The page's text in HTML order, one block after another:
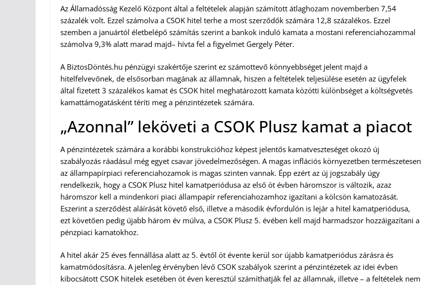
Az Államadósság Kezelő Központ által a feltételek alapján számított átlaghozam novemberben 7,54
százalék volt. Ezzel számolva a CSOK hitel terhe a most szerződők számára 12,8 százalékos. Ezzel
szemben a januártól életbelépő számítás szerint a bankok induló kamata a mostani referenciahozammal
számolva 9,3% alatt marad majd– hívta fel a figyelmet Gergely Péter.
A BiztosDöntés.hu pénzügyi szakértője szerint ez számottevő könnyebbséget jelent majd a
hitelfelvevőnek, de elsősorban magának az államnak, hiszen a feltételek teljesülése esetén az ügyfelek
által fizetett 3 százalékos kamat és CSOK hitel meghatározott kamata közötti különbséget a költségvetés
kamattámogatásként téríti meg a pénzintézetek számára.
„Azonnal” leköveti a CSOK Plusz kamat a piacot
A pénzintézetek számára a korábbi konstrukcióhoz képest jelentős kamatveszteséget okozó új
szabályozás ráadásul még egyet csavar jövedelmezőségen. A magas inflációs környezetben természetesen
az állampapírpiaci referenciahozamok is magas szinten vannak. Épp ezért az új jogszabály úgy
rendelkezik, hogy a CSOK Plusz hitel kamatperiódusa az első öt évben háromszor is változik, azaz
háromszor kell a mindenkori piaci állampapír referenciahozamhoz igazítani a kölcsön kamatozását.
Eszerint a szerződést aláírását követő első, illetve a második évfordulón is lejár a hitel kamatperiódusa,
ezt követően pedig újabb három év múlva, a CSOK Plusz 5. évében kell majd harmadszor hozzáigazítani a
pénzpiaci kamatokhoz.
A hitel akár 25 éves fennállása alatt az 5. évtől öt évente kerül sor újabb kamatperiódus zárásra és
kamatmódosításra. A jelenleg érvényben lévő CSOK szabályok szerint a pénzintézetek az idei évben
kibocsátott CSOK hitelek esetében öt éven keresztül számíthatják fel az államnak, illetve – a feltételek nem